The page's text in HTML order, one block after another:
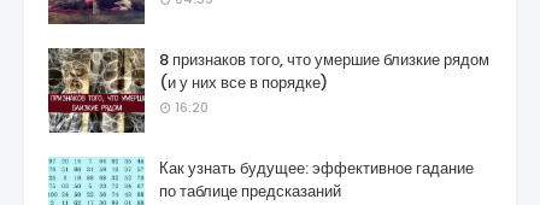
8 признаков того, что умершие близкие рядом
(и у них все в порядке)
16:20
Как узнать будущее: эффективное гадание
по таблице предсказаний